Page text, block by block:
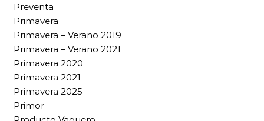
Preventa
Primavera
Primavera – Verano 2019
Primavera – Verano 2021
Primavera 2020
Primavera 2021
Primavera 2025
Primor